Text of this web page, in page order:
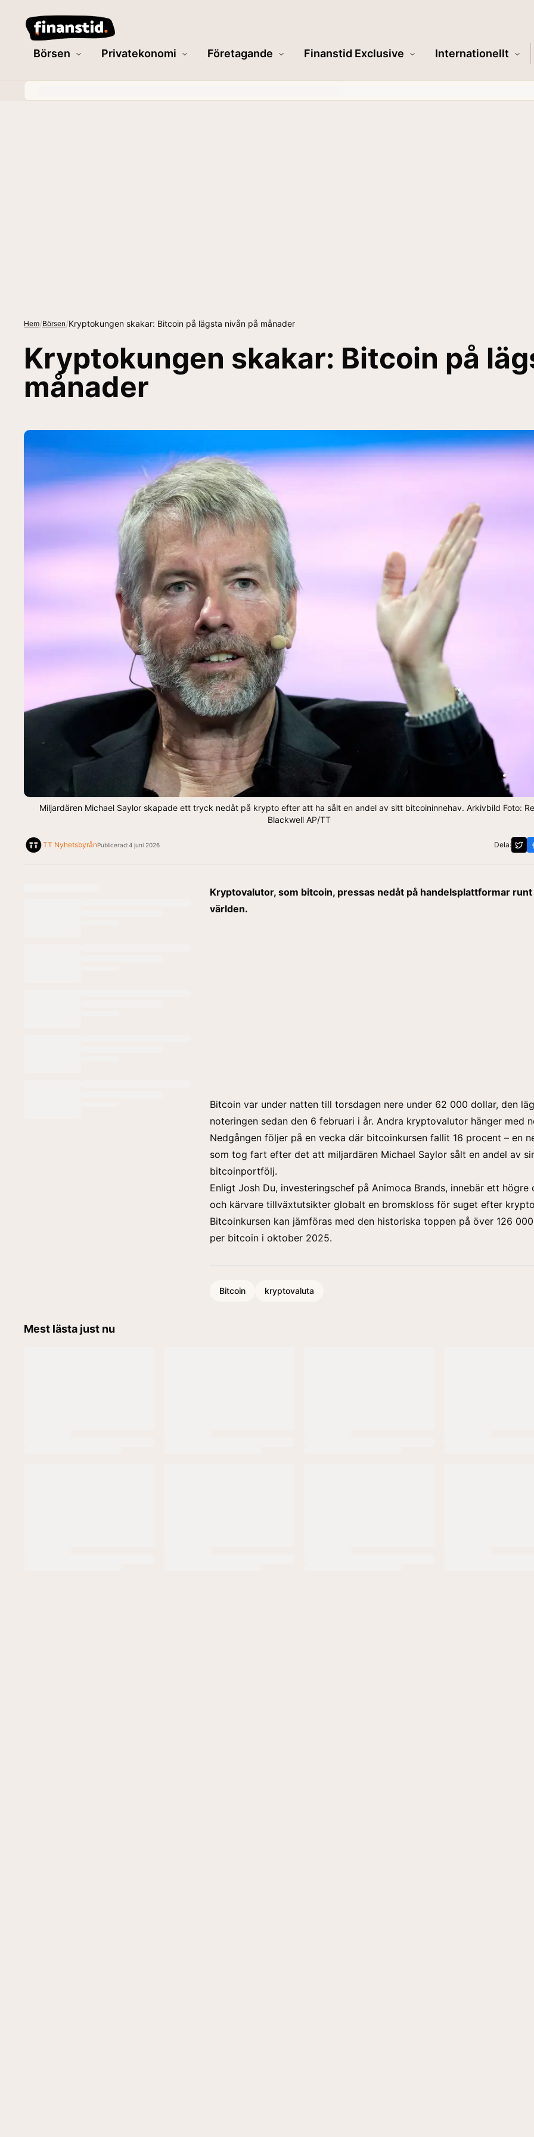
Börsen Privatekonomi Företagande Finanstid Exclusive Internationellt
Hem/Börsen/Kryptokungen skakar: Bitcoin på lägsta nivån på månader
Kryptokungen skakar: Bitcoin på
månader
Miljardären Michael Saylor skapade ett tryck nedåt på krypto efter att ha sålt en andel av sitt bitcoininnehav. Arkivbild Foto:
Blackwell AP/TT
TT NyhetsbyrånPublicerad:4 juni 2026 Dela:
Kryptovalutor, som bitcoin, pressas nedåt på handelsplattformar runt
världen.
Bitcoin var under natten till torsdagen nere under 62 000 dollar, den
noteringen sedan den 6 februari i år. Andra kryptovalutor hänger med
Nedgången följer på en vecka där bitcoinkursen fallit 16 procent – en
som tog fart efter det att miljardären Michael Saylor sålt en andel av
bitcoinportfölj.
Enligt Josh Du, investeringschef på Animoca Brands, innebär ett högre
och kärvare tillväxtutsikter globalt en bromskloss för suget efter
Bitcoinkursen kan jämföras med den historiska toppen på över 126
per bitcoin i oktober 2025.
Bitcoin kryptovaluta
Mest lästa just nu